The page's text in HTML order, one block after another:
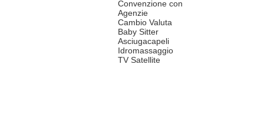
Convenzione con
Agenzie
Cambio Valuta
Baby Sitter
Asciugacapeli
Idromassaggio
TV Satellite